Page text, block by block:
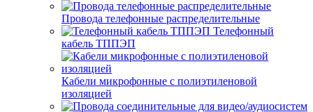
Провода телефонные распределительные
Телефонный
кабель ТППЭП
Кабели микрофонные с полиэтиленовой
изоляцией